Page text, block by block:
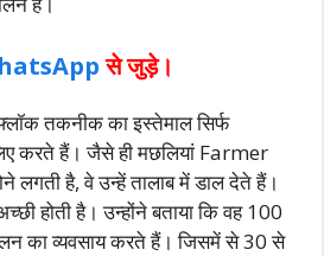
से जुड़े।
तकनीक का इस्तेमाल सिर्फ
करते हैं। जैसे ही मछलियां Farmer
लगती है, वे उन्हें तालाब में डाल देते हैं।
होती है। उन्होंने बताया कि वह 100
का व्यवसाय करते हैं। जिसमें से 30 से